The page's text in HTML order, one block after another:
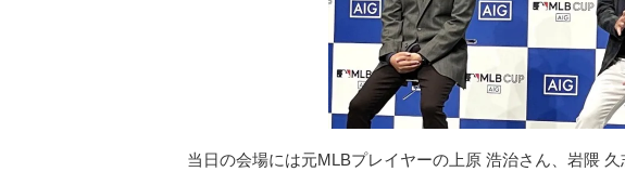
当日の会場には元MLBプレイヤーの上原 浩治さん、岩隈 久